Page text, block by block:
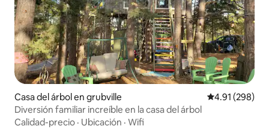
Casa del árbol en grubville Calificación
4.91 (298)
Diversión familiar increíble en la casa del árbol
Calidad-precio · Ubicación · Wifi